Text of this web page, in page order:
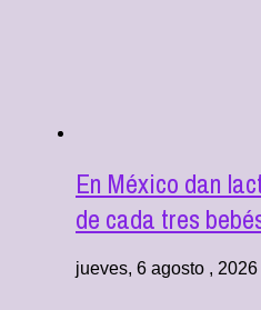
En México dan
de cada tres
jueves, 6 agosto , 2026